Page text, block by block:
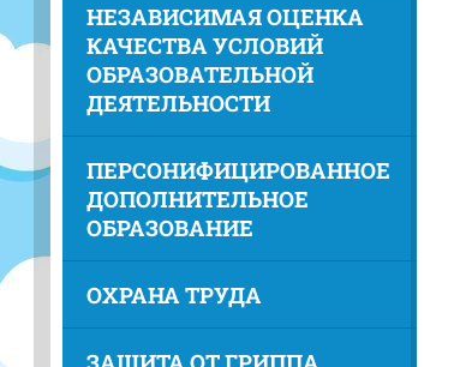
НЕЗАВИСИМАЯ ОЦЕНКА
КАЧЕСТВА УСЛОВИЙ
ОБРАЗОВАТЕЛЬНОЙ
ДЕЯТЕЛЬНОСТИ
ПЕРСОНИФИЦИРОВАННОЕ
ДОПОЛНИТЕЛЬНОЕ
ОБРАЗОВАНИЕ
ОХРАНА ТРУДА